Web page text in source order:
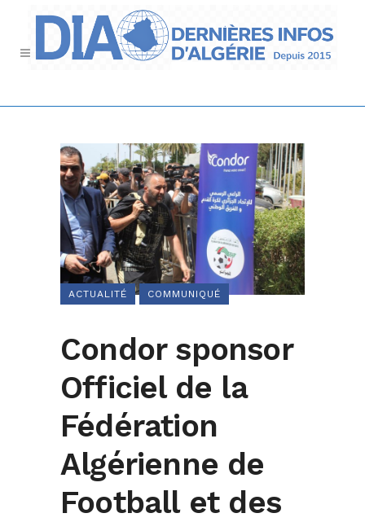
ACTUALITÉ COMMUNIQUÉ
Condor sponsor
Officiel de la
Fédération
Algérienne de
Football et des